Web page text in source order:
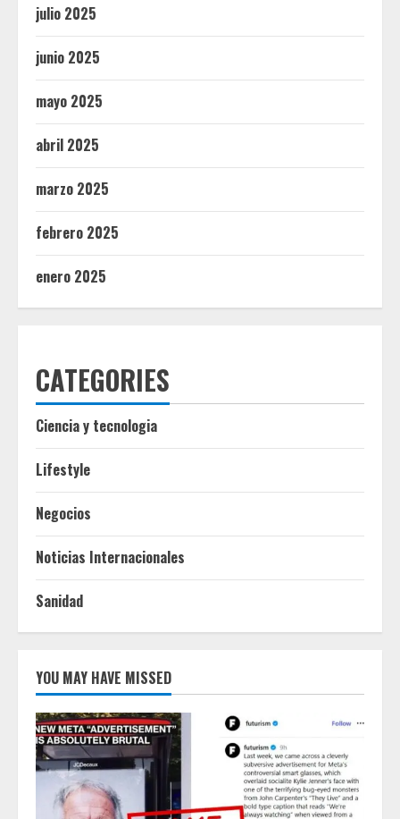
julio 2025
junio 2025
mayo 2025
abril 2025
marzo 2025
febrero 2025
enero 2025
CATEGORIES
Ciencia y tecnologia
Lifestyle
Negocios
Noticias Internacionales
Sanidad
YOU MAY HAVE MISSED